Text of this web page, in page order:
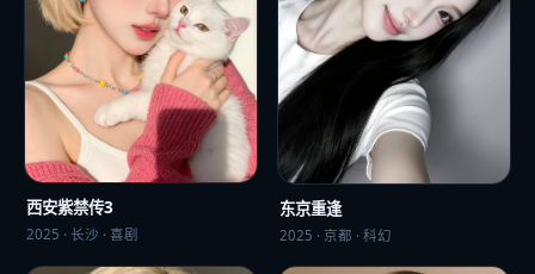
西安紫禁传3
2025 · 长沙 · 喜剧
东京重逢
2025 · 京都 · 科幻